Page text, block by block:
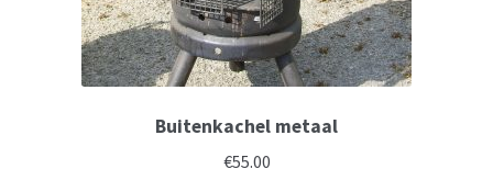
Buitenkachel metaal
€55.00